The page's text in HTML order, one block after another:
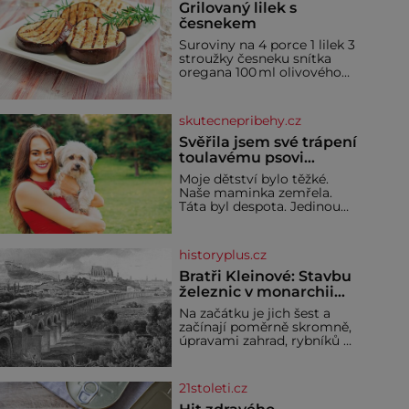
Grilovaný lilek s
česnekem
Suroviny na 4 porce 1 lilek 3
stroužky česneku snítka
oregana 100 ml olivového
grilovací hliníkové misky
narovnejte nasucho kolečka
lilku.
skutecnepribehy.cz
Svěřila jsem své trápení
toulavému psovi
Bobimu
Moje dětství bylo těžké.
Naše maminka zemřela.
Táta byl despota. Jedinou
jsem jako dítě měla peklo.
Maminka zemřela, když
jsem byla ještě malá. Otec
hodně pil a často dokázal
propít skoro celou výplatu.
Čtyři roky jsem chodila do
školy u nás na vesnici. Měli
mě tam rádi, protože
historyplus.cz
Bratři Kleinové: Stavbu
železnic v monarchii
ovládli samouci
Na začátku je jich šest a
začínají poměrně skromně,
úpravami zahrad, rybníků a
železnic. Během 40 let
vybudují na území
21stoleti.cz